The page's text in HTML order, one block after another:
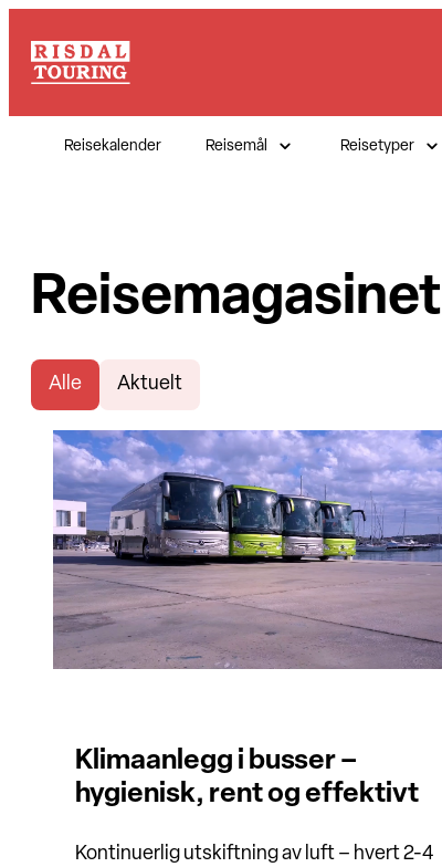
Reisekalender Reisemål Reisetyper
Reisemagasinet
Alle Aktuelt
Klimaanlegg i busser –
hygienisk, rent og effektivt
Kontinuerlig utskiftning av luft – hvert 2-4